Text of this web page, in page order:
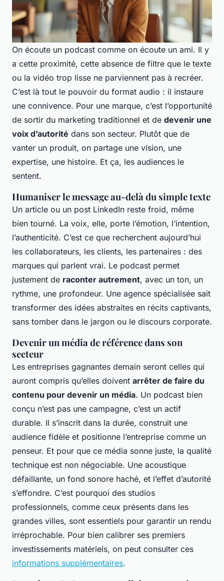
On écoute un podcast comme on écoute un ami. Il y
a cette proximité, cette absence de filtre que le texte
ou la vidéo trop lisse ne parviennent pas à recréer.
C’est là tout le pouvoir du format audio : il instaure
une connivence. Pour une marque, c’est l’opportunité
de sortir du marketing traditionnel et de devenir une
voix d’autorité dans son secteur. Plutôt que de
vanter un produit, on partage une vision, une
expertise, une histoire. Et ça, les audiences le
sentent.
Humaniser le message au-delà du simple texte
Un article ou un post LinkedIn reste froid, même
bien tourné. La voix, elle, porte l’émotion, l’intention,
l’authenticité. C’est ce que recherchent aujourd’hui
les collaborateurs, les clients, les partenaires : des
marques qui parlent vrai. Le podcast permet
justement de raconter autrement, avec un ton, un
rythme, une profondeur. Une agence spécialisée sait
transformer des idées abstraites en récits captivants,
sans tomber dans le jargon ou le discours corporate.
Devenir un média de référence dans son
secteur
Les entreprises gagnantes demain seront celles qui
auront compris qu’elles doivent arrêter de faire du
contenu pour devenir un média. Un podcast bien
conçu n’est pas une campagne, c’est un actif
durable. Il s’inscrit dans la durée, construit une
audience fidèle et positionne l’entreprise comme un
penseur. Et pour que ce média sonne juste, la qualité
technique est non négociable. Une acoustique
défaillante, un fond sonore haché, et l’effet d’autorité
s’effondre. C’est pourquoi des studios
professionnels, comme ceux présents dans les
grandes villes, sont essentiels pour garantir un rendu
irréprochable. Pour bien calibrer ses premiers
investissements matériels, on peut consulter ces
informations supplémentaires.